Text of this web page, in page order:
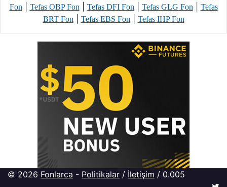
Fon| Tefas OBP Fon| Tefas DFI Fon| Tefas GLG Fon|
Tefas
BRT Fon| Tefas EBS Fon| Tefas IHP Fon
© 2026 Fonlarca - Politikalar / İletişim / 0.005